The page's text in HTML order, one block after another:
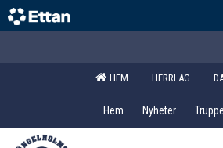
HEM HERRLAG
Hem Nyheter